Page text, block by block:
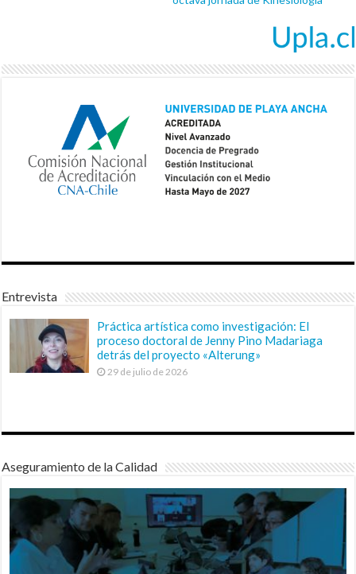
Entrevista
Práctica artística como investigación: El
proceso doctoral de Jenny Pino Madariaga
detrás del proyecto «Alterung»
29 de julio de 2026
Aseguramiento de la Calidad